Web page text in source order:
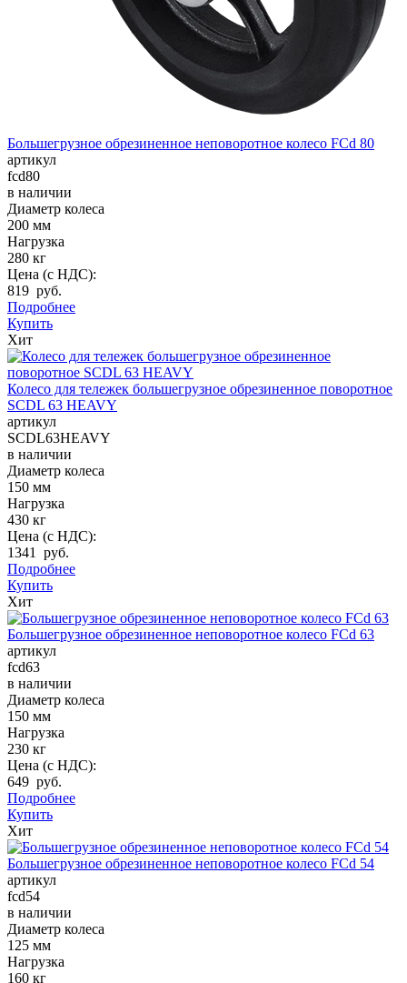
Большегрузное обрезиненное неповоротное колесо FCd 80
артикул
fcd80
в наличии
Диаметр колеса
200 мм
Нагрузка
280 кг
Цена (с НДС):
819 руб.
Подробнее
Купить
Хит
Колесо для тележек большегрузное обрезиненное поворотное
SCDL 63 HEAVY
артикул
SCDL63HEAVY
в наличии
Диаметр колеса
150 мм
Нагрузка
430 кг
Цена (с НДС):
1341 руб.
Подробнее
Купить
Хит
Большегрузное обрезиненное неповоротное колесо FCd 63
артикул
fcd63
в наличии
Диаметр колеса
150 мм
Нагрузка
230 кг
Цена (с НДС):
649 руб.
Подробнее
Купить
Хит
Большегрузное обрезиненное неповоротное колесо FCd 54
артикул
fcd54
в наличии
Диаметр колеса
125 мм
Нагрузка
160 кг